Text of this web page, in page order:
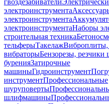
гвоздезабиватели
электроинструмента
электроинструмента
электроинструментаНаборы
строительная техника
тельферыТакелаж
вибраторыБензорезы, резчики
буренияЗатирочные
машиныГидроинструмент
инструментПрофессиональные
шуруповерты
шлифмашины